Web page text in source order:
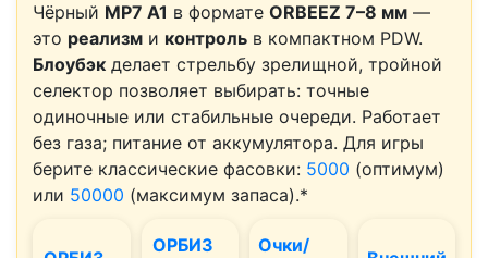
Чёрный MP7 A1 в формате ORBEEZ 7–8 мм —
это реализм и контроль в компактном PDW.
Блоубэк делает стрельбу зрелищной, тройной
селектор позволяет выбирать: точные
одиночные или стабильные очереди. Работает
без газа; питание от аккумулятора. Для игры
берите классические фасовки: 5000 (оптимум)
или 50000 (максимум запаса).*
ОРБИЗ
Очки/